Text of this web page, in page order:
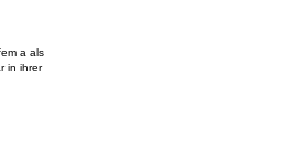
a als
in ihrer